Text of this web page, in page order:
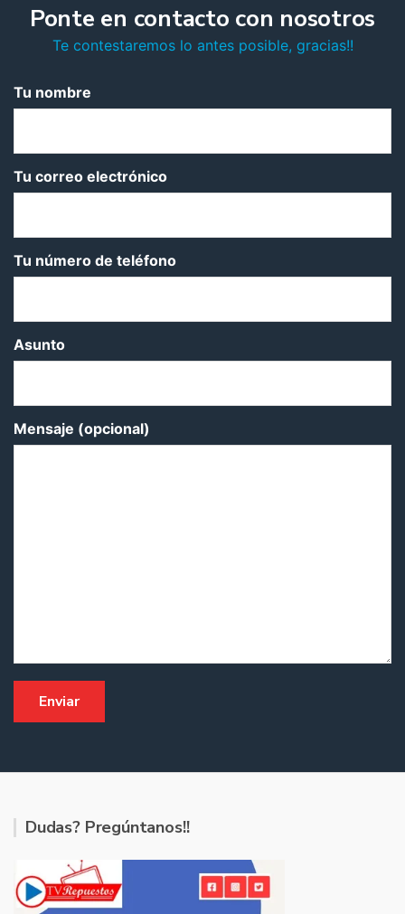
Ponte en contacto con nosotros
Te contestaremos lo antes posible, gracias!!
Tu nombre
Tu correo electrónico
Tu número de teléfono
Asunto
Mensaje (opcional)
Dudas? Pregúntanos!!